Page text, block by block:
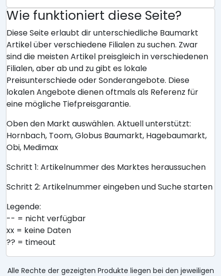
Wie funktioniert diese Seite?
Diese Seite erlaubt dir unterschiedliche Baumarkt
Artikel über verschiedene Filialen zu suchen. Zwar
sind die meisten Artikel preisgleich in verschiedenen
Filialen, aber ab und zu gibt es lokale
Preisunterschiede oder Sonderangebote. Diese
lokalen Angebote dienen oftmals als Referenz für
eine mögliche Tiefpreisgarantie.
Oben den Markt auswählen. Aktuell unterstützt:
Hornbach, Toom, Globus Baumarkt, Hagebaumarkt,
Obi, Medimax
Schritt 1: Artikelnummer des Marktes heraussuchen
Schritt 2: Artikelnummer eingeben und Suche starten
Legende:
-- = nicht verfügbar
xx = keine Daten
?? = timeout
Alle Rechte der gezeigten Produkte liegen bei den jeweiligen